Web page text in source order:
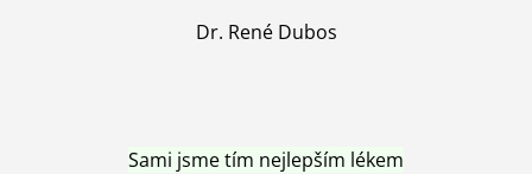
Dr. René Dubos
Sami jsme tím nejlepším lékem